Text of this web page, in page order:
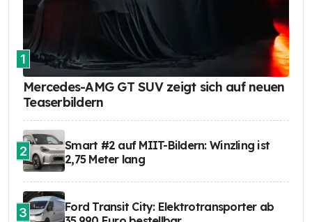
1
Mercedes-AMG GT SUV zeigt sich auf neuen
Teaserbildern
2
Smart #2 auf MIIT-Bildern: Winzling ist
2,75 Meter lang
3
Ford Transit City: Elektrotransporter ab